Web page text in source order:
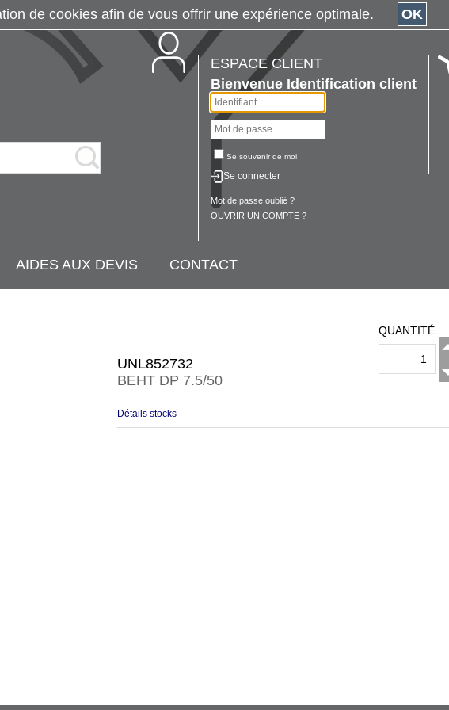
ESPACE CLIENT
Bienvenue Identification client
Se souvenir de moi
Se connecter
Mot de passe oublié ?
OUVRIR UN COMPTE ?
AIDES AUX DEVIS CONTACT
UNL852732
BEHT DP 7.5/50
QUANTITÉ
Détails stocks
de cookies afin de vous offrir une expérience optimale. OK